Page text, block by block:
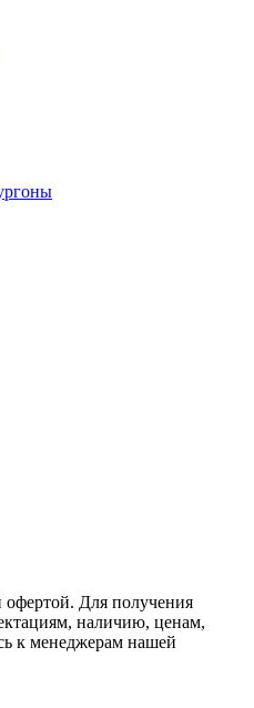
офертой. Для получения
наличию, ценам,
к менеджерам нашей